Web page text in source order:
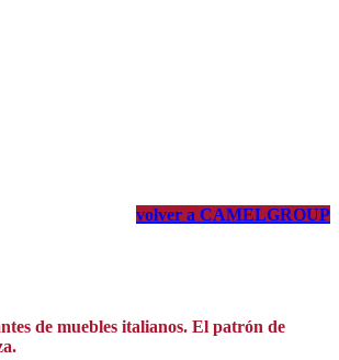
volver a CAMELGROUP
de muebles italianos. El patrón de